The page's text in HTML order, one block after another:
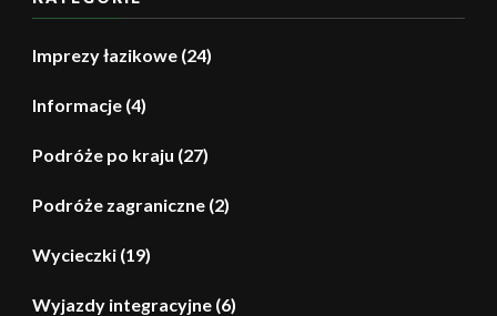
Imprezy łazikowe (24)
Informacje (4)
Podróże po kraju (27)
Podróże zagraniczne (2)
Wycieczki (19)
Wyjazdy integracyjne (6)